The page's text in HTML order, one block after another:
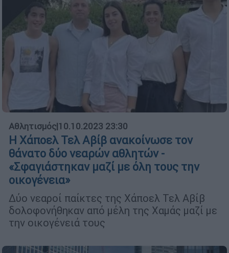
Αθλητισμός|10.10.2023 23:30
Η Χάποελ Τελ Αβίβ ανακοίνωσε τον
θάνατο δύο νεαρών αθλητών -
«Σφαγιάστηκαν μαζί με όλη τους την
οικογένεια»
Δύο νεαροί παίκτες της Χάποελ Τελ Αβίβ
δολοφονήθηκαν από μέλη της Χαμάς μαζί με
την οικογένειά τους